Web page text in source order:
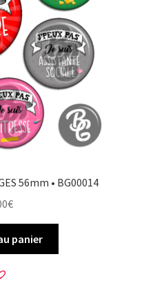
56mm • BG00014
€
panier